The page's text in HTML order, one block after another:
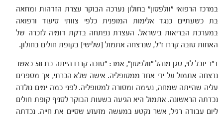
במרכז הרפואי "וולפסון" בחולון נערכה הבוקר עצרת הזדהות ומחאה
בת כשעתיים כנגד אלימות המופנית כלפי צוותי סיעוד ורפואה
במערכת הבריאות בישראל. העצרת נפתחה בדקת דומיה לזכרה של
האחות טובה קררו ז"ל, שנרצחה אתמול [שלישי] בקופת חולים בחולון.
ד"ר יובל לוי, סגן מנהל "וולפסון", אמר: "טובה קררו הייתה בת 58 כאשר
נרצחה אתמול על ידי אחד ממטופליה. אישה שלא הכרתי, אך מספרים
עליה שהייתה שמחה, נעימה ומסורה למטופליה. לפני כמה ימים נולדה
נכדתה הראשונה. אתמול היא הגיעה בשעות הבוקר לסניף קופת חולים
ליום עבודה רגיל, אשר נקטע במעשה מזעזע שסיים את חייה. נכדתה